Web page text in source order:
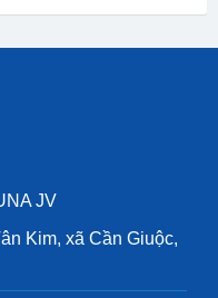
JV
Kim, xã Cần Giuộc,